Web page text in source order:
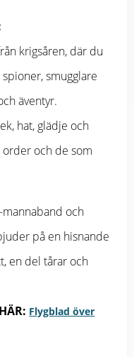
krigsåren, där du
smugglare
äventyr.
hat, glädje och
och de som
och
på en hisnande
en del tårar och
Flygblad över